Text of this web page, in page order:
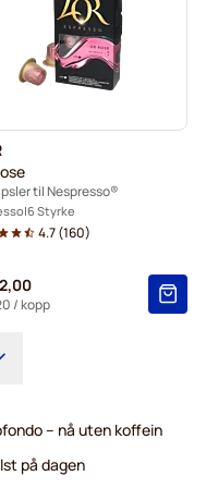
til Nespresso®
6 Styrke
4.7(160)
/ kopp
– nå uten koffein
på dagen